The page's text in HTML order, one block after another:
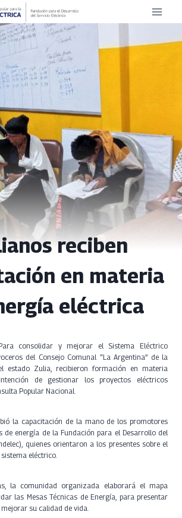
reciben
en materia
eléctrica
consolidar y mejorar el Sistema Eléctrico
del Consejo Comunal “La Argentina” de la
estado Zulia, recibieron formación en materia
de gestionar los proyectos eléctricos
Popular Nacional.
la capacitación de la mano de los promotores
de energía de la Fundación para el Desarrollo del
quienes orientaron a los presentes sobre el
eléctrico.
la comunidad organizada elaborará el mapa
las Mesas Técnicas de Energía, para presentar
su calidad de vida.